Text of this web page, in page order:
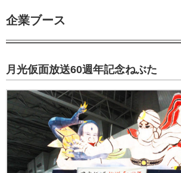
企業ブース
月光仮面放送60週年記念ねぶた